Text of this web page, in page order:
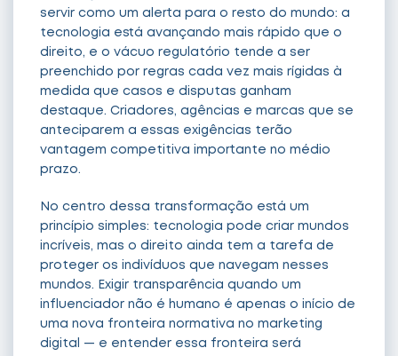
servir como um alerta para o resto do mundo: a
tecnologia está avançando mais rápido que o
direito, e o vácuo regulatório tende a ser
preenchido por regras cada vez mais rígidas à
medida que casos e disputas ganham
destaque. Criadores, agências e marcas que se
anteciparem a essas exigências terão
vantagem competitiva importante no médio
prazo.
No centro dessa transformação está um
princípio simples: tecnologia pode criar mundos
incríveis, mas o direito ainda tem a tarefa de
proteger os indivíduos que navegam nesses
mundos. Exigir transparência quando um
influenciador não é humano é apenas o início de
uma nova fronteira normativa no marketing
digital — e entender essa fronteira será